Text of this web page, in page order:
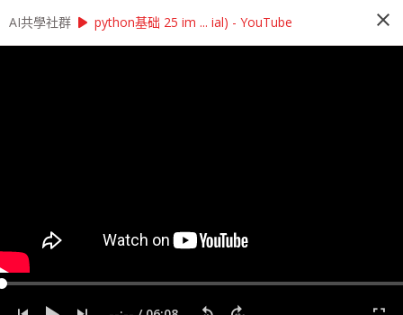
AI共學社群 play_arrow 莫凡 Python 基礎研習讀書會
label Matplotlib Numpy
Pandas
AI共學社群 play_arrow python基础 25 im ... ial) - YouTube close